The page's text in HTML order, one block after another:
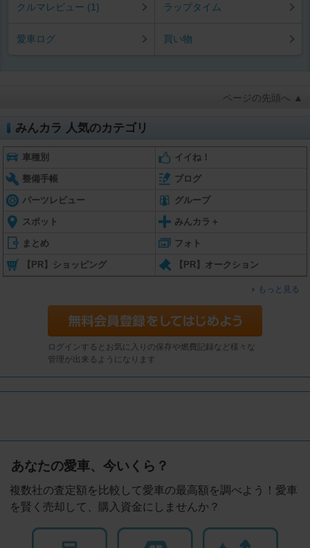
クルマレビュー (1) ラップタイム
愛車ログ 買い物
ページの先頭へ ▲
みんカラ 人気のカテゴリ
車種別 イイね！
整備手帳 ブログ
パーツレビュー グループ
スポット みんカラ＋
まとめ フォト
【PR】ショッピング 【PR】オークション
もっと見る
ログインするとお気に入りの保存や燃費記録など様々な
管理が出来るようになります
あなたの愛車、今いくら？
複数社の査定額を比較して愛車の最高額を調べよう！愛車
を賢く売却して、購入資金にしませんか？